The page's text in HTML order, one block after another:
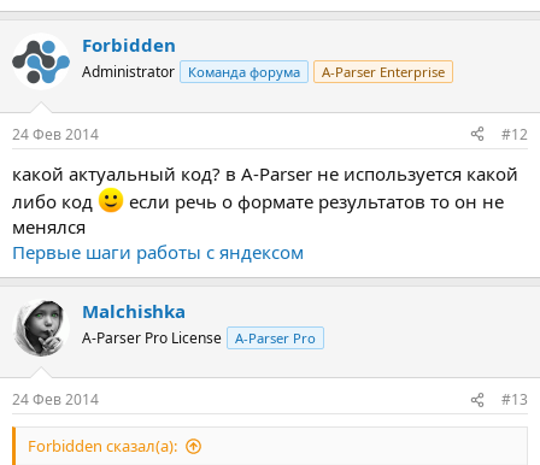
Forbidden
Administrator Команда форума A-Parser Enterprise
24 Фев 2014 #12
какой актуальный код? в A-Parser не используется какой
либо код
если речь о формате результатов то он не
менялся
Первые шаги работы с яндексом
Malchishka
A-Parser Pro License A-Parser Pro
24 Фев 2014 #13
Forbidden сказал(а):